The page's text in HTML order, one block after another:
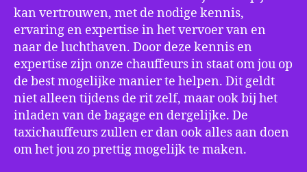
kan vertrouwen, met de nodige kennis,
ervaring en expertise in het vervoer van en
naar de luchthaven. Door deze kennis en
expertise zijn onze chauffeurs in staat om jou op
de best mogelijke manier te helpen. Dit geldt
niet alleen tijdens de rit zelf, maar ook bij het
inladen van de bagage en dergelijke. De
taxichauffeurs zullen er dan ook alles aan doen
om het jou zo prettig mogelijk te maken.